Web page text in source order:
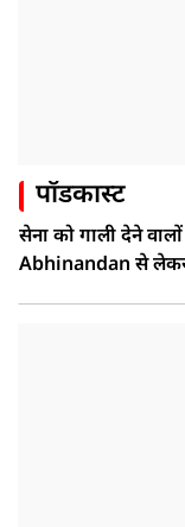
पॉडकास्ट
सेना को गाली देने
Abhinandan से